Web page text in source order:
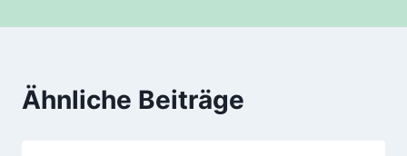
Ähnliche Beiträge